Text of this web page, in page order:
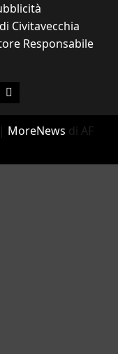
Civitavecchia
Responsabile
Email
| MoreNews di AF